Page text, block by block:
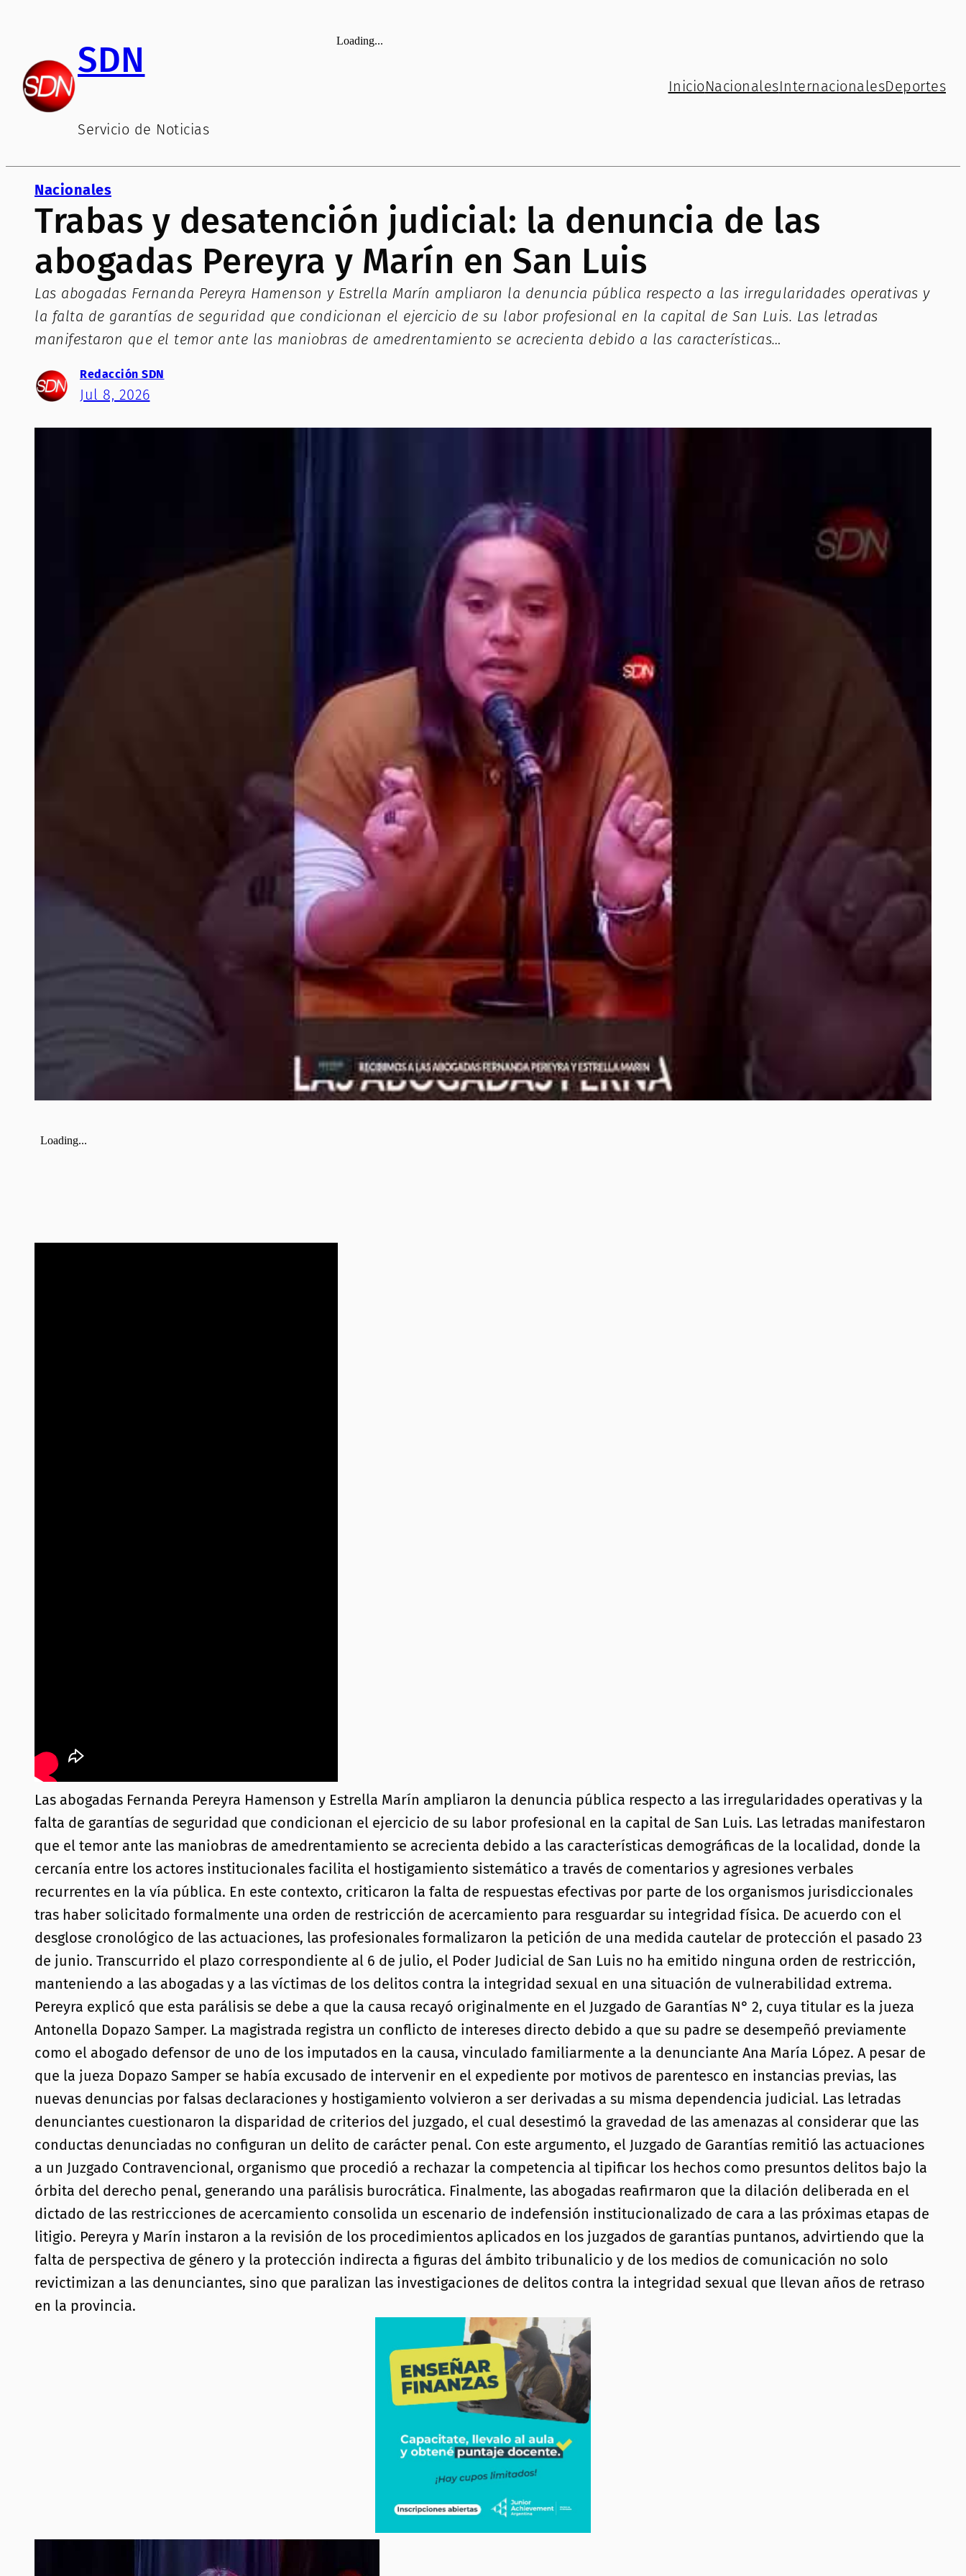
contenido
SDN
Servicio de Noticias
InicioNacionalesInternacionalesDeportes
Nacionales
Trabas y desatención judicial: la denuncia de las
abogadas Pereyra y Marín en San Luis
Las abogadas Fernanda Pereyra Hamenson y Estrella Marín ampliaron la denuncia pública respecto a las irregularidades operativas y
la falta de garantías de seguridad que condicionan el ejercicio de su labor profesional en la capital de San Luis. Las letradas
manifestaron que el temor ante las maniobras de amedrentamiento se acrecienta debido a las características…
Redacción SDN
Jul 8, 2026
Las abogadas Fernanda Pereyra Hamenson y Estrella Marín ampliaron la denuncia pública respecto a las irregularidades operativas y la
falta de garantías de seguridad que condicionan el ejercicio de su labor profesional en la capital de San Luis. Las letradas manifestaron
que el temor ante las maniobras de amedrentamiento se acrecienta debido a las características demográficas de la localidad, donde la
cercanía entre los actores institucionales facilita el hostigamiento sistemático a través de comentarios y agresiones verbales
recurrentes en la vía pública. En este contexto, criticaron la falta de respuestas efectivas por parte de los organismos jurisdiccionales
tras haber solicitado formalmente una orden de restricción de acercamiento para resguardar su integridad física. De acuerdo con el
desglose cronológico de las actuaciones, las profesionales formalizaron la petición de una medida cautelar de protección el pasado 23
de junio. Transcurrido el plazo correspondiente al 6 de julio, el Poder Judicial de San Luis no ha emitido ninguna orden de restricción,
manteniendo a las abogadas y a las víctimas de los delitos contra la integridad sexual en una situación de vulnerabilidad extrema.
Pereyra explicó que esta parálisis se debe a que la causa recayó originalmente en el Juzgado de Garantías N° 2, cuya titular es la jueza
Antonella Dopazo Samper. La magistrada registra un conflicto de intereses directo debido a que su padre se desempeñó previamente
como el abogado defensor de uno de los imputados en la causa, vinculado familiarmente a la denunciante Ana María López. A pesar de
que la jueza Dopazo Samper se había excusado de intervenir en el expediente por motivos de parentesco en instancias previas, las
nuevas denuncias por falsas declaraciones y hostigamiento volvieron a ser derivadas a su misma dependencia judicial. Las letradas
denunciantes cuestionaron la disparidad de criterios del juzgado, el cual desestimó la gravedad de las amenazas al considerar que las
conductas denunciadas no configuran un delito de carácter penal. Con este argumento, el Juzgado de Garantías remitió las actuaciones
a un Juzgado Contravencional, organismo que procedió a rechazar la competencia al tipificar los hechos como presuntos delitos bajo la
órbita del derecho penal, generando una parálisis burocrática. Finalmente, las abogadas reafirmaron que la dilación deliberada en el
dictado de las restricciones de acercamiento consolida un escenario de indefensión institucionalizado de cara a las próximas etapas de
litigio. Pereyra y Marín instaron a la revisión de los procedimientos aplicados en los juzgados de garantías puntanos, advirtiendo que la
falta de perspectiva de género y la protección indirecta a figuras del ámbito tribunalicio y de los medios de comunicación no solo
revictimizan a las denunciantes, sino que paralizan las investigaciones de delitos contra la integridad sexual que llevan años de retraso
en la provincia.